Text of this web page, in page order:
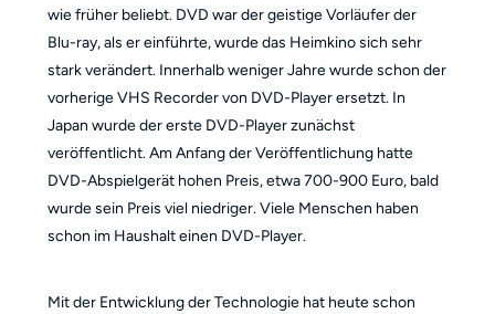
wie früher beliebt. DVD war der geistige Vorläufer der
Blu-ray, als er einführte, wurde das Heimkino sich sehr
stark verändert. Innerhalb weniger Jahre wurde schon der
vorherige VHS Recorder von DVD-Player ersetzt. In
Japan wurde der erste DVD-Player zunächst
veröffentlicht. Am Anfang der Veröffentlichung hatte
DVD-Abspielgerät hohen Preis, etwa 700-900 Euro, bald
wurde sein Preis viel niedriger. Viele Menschen haben
schon im Haushalt einen DVD-Player.
Mit der Entwicklung der Technologie hat heute schon